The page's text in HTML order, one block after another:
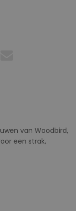
van Woodbird,
een strak,